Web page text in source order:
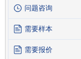
问题咨询
需要样本
需要报价